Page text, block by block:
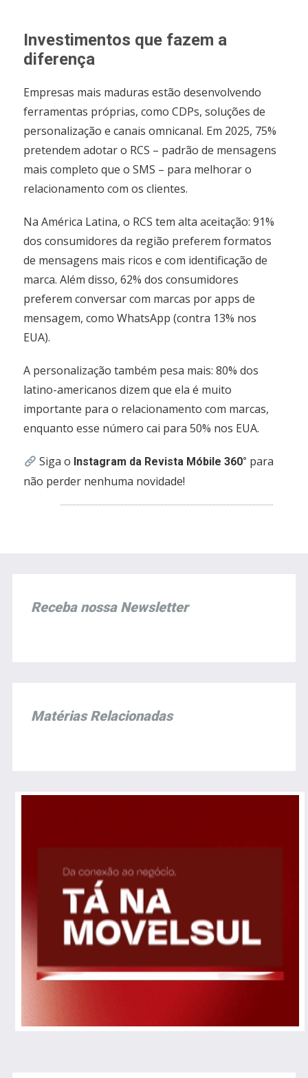
Investimentos que fazem a
diferença
Empresas mais maduras estão desenvolvendo
ferramentas próprias, como CDPs, soluções de
personalização e canais omnicanal. Em 2025, 75%
pretendem adotar o RCS – padrão de mensagens
mais completo que o SMS – para melhorar o
relacionamento com os clientes.
Na América Latina, o RCS tem alta aceitação: 91%
dos consumidores da região preferem formatos
de mensagens mais ricos e com identificação de
marca. Além disso, 62% dos consumidores
preferem conversar com marcas por apps de
mensagem, como WhatsApp (contra 13% nos
EUA).
A personalização também pesa mais: 80% dos
latino-americanos dizem que ela é muito
importante para o relacionamento com marcas,
enquanto esse número cai para 50% nos EUA.
Siga o Instagram da Revista Móbile 360° para
não perder nenhuma novidade!
Receba nossa Newsletter
Matérias Relacionadas